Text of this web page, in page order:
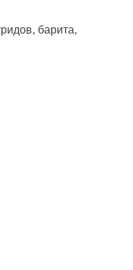
барита,